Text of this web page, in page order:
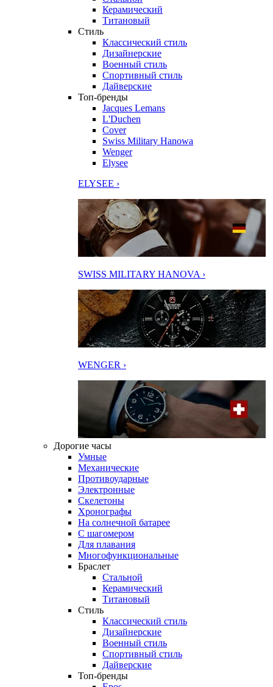
Керамический
Титановый
Стиль
Классический стиль
Дизайнерские
Военный стиль
Спортивный стиль
Дайверские
Топ-бренды
Jacques Lemans
L'Duchen
Cover
Swiss Military Hanowa
Wenger
Elysee
ELYSEE ›
SWISS MILITARY HANOVA ›
WENGER ›
Дорогие часы
Умные
Механические
Противоударные
Электронные
Скелетоны
Хронографы
На солнечной батарее
С шагомером
Для плавания
Многофункциональные
Браслет
Стальной
Керамический
Титановый
Стиль
Классический стиль
Дизайнерские
Военный стиль
Спортивный стиль
Дайверские
Топ-бренды